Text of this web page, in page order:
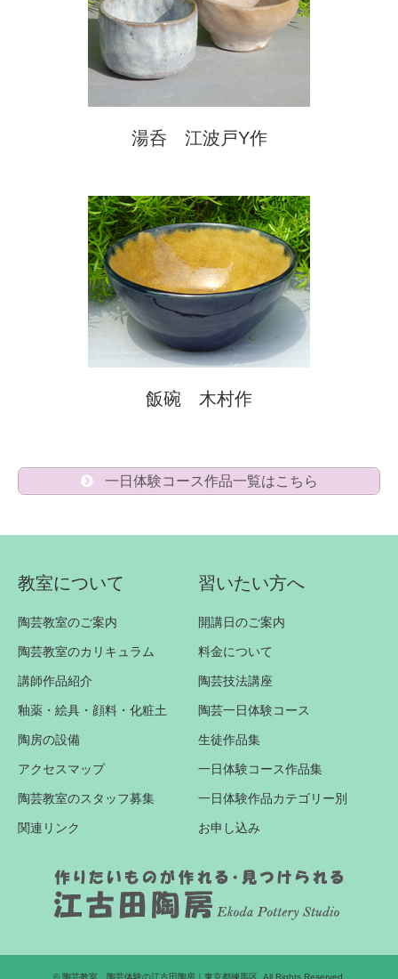
湯呑 江波戸Y作
飯碗 木村作
一日体験コース作品一覧はこちら
教室について
陶芸教室のご案内
陶芸教室のカリキュラム
講師作品紹介
釉薬・絵具・顔料・化粧土
陶房の設備
アクセスマップ
陶芸教室のスタッフ募集
関連リンク
習いたい方へ
開講日のご案内
料金について
陶芸技法講座
陶芸一日体験コース
生徒作品集
一日体験コース作品集
一日体験作品カテゴリー別
お申し込み
© 陶芸教室、陶芸体験の江古田陶房｜東京都練馬区. All Rights Reserved.